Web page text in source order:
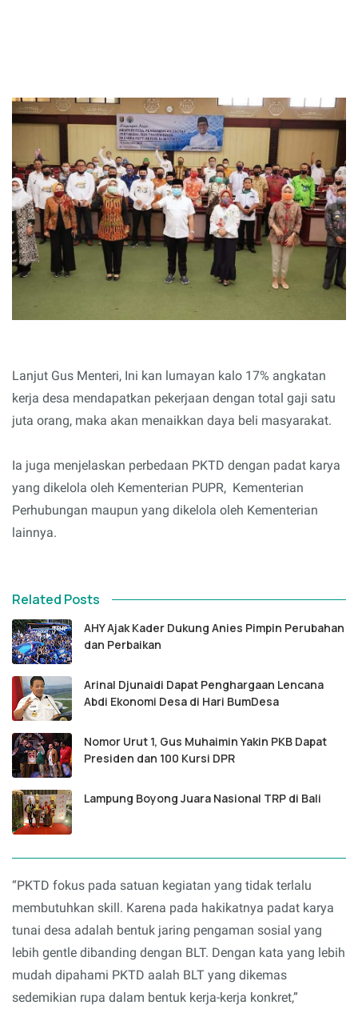
Lanjut Gus Menteri, Ini kan lumayan kalo 17% angkatan
kerja desa mendapatkan pekerjaan dengan total gaji satu
juta orang, maka akan menaikkan daya beli masyarakat.
Ia juga menjelaskan perbedaan PKTD dengan padat karya
yang dikelola oleh Kementerian PUPR, Kementerian
Perhubungan maupun yang dikelola oleh Kementerian
lainnya.
Related Posts
AHY Ajak Kader Dukung Anies Pimpin Perubahan
dan Perbaikan
Arinal Djunaidi Dapat Penghargaan Lencana
Abdi Ekonomi Desa di Hari BumDesa
Nomor Urut 1, Gus Muhaimin Yakin PKB Dapat
Presiden dan 100 Kursi DPR
Lampung Boyong Juara Nasional TRP di Bali
“PKTD fokus pada satuan kegiatan yang tidak terlalu
membutuhkan skill. Karena pada hakikatnya padat karya
tunai desa adalah bentuk jaring pengaman sosial yang
lebih gentle dibanding dengan BLT. Dengan kata yang lebih
mudah dipahami PKTD aalah BLT yang dikemas
sedemikian rupa dalam bentuk kerja-kerja konkret,”